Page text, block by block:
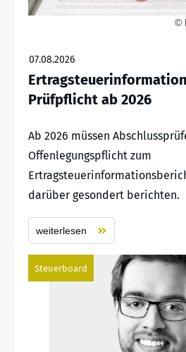
©
07.08.2026
Prüfpflicht ab 2026
Ab 2026 müssen
Offenlegungspflicht zum
darüber gesondert berichten.
weiterlesen
Steuerboard